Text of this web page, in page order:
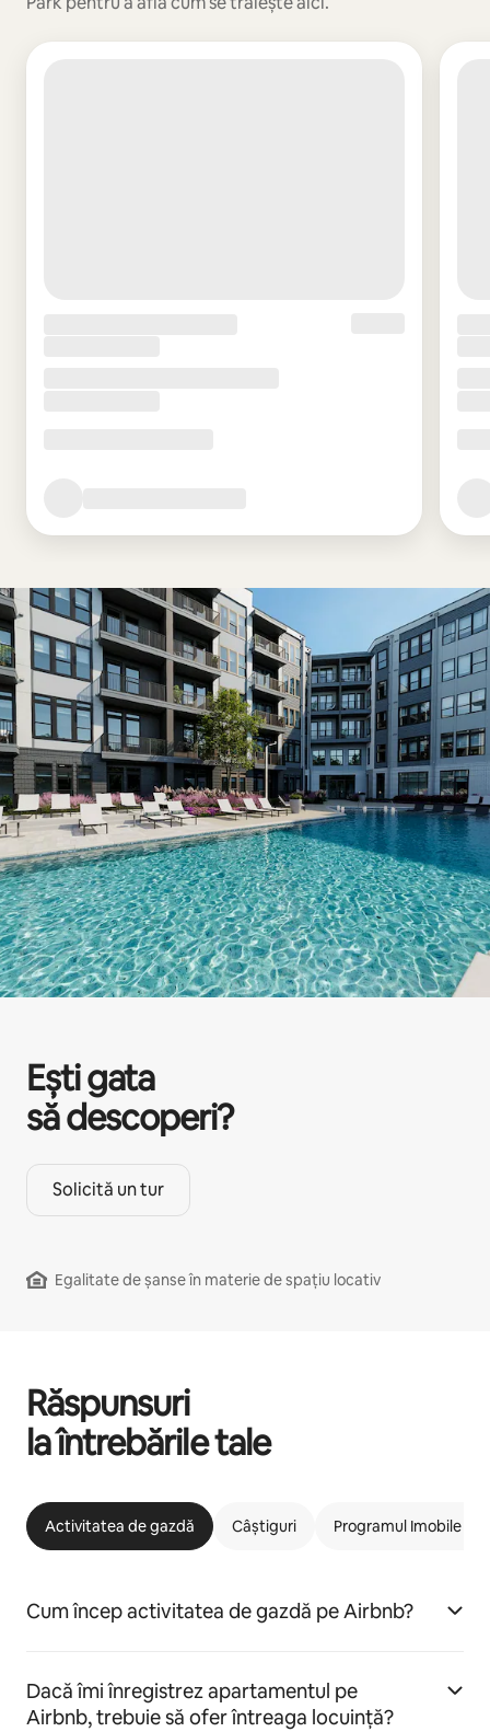
Ești gata
să descoperi?
Solicită un tur
Egalitate de șanse în materie de spațiu locativ
Răspunsuri
la întrebările tale
Activitatea de gazdă Câștiguri Programul Imobile
Cum încep activitatea de gazdă pe Airbnb?
Dacă îmi înregistrez apartamentul pe
Airbnb, trebuie să ofer întreaga locuință?